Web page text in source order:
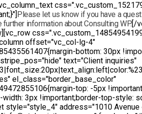
Please let us know if you have a
information about Consulting WP.[/
offset="vc_col-lg-4"
bottom: 30px
text="Client inquiries"
el_class="border_base_color"
top: -5px
3px !important;border-top-style:
style="style_4" address="1010 Avenue